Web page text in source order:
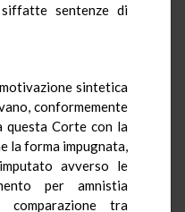
sentenze di
sintetica
conformemente
questa Corte con la
la forma impugnata,
avverso le
per amnistia
tra